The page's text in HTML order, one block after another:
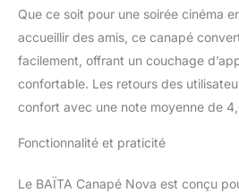
Que ce soit pour une soirée cinéma
accueillir des amis, ce canapé
facilement, offrant un couchage
confortable. Les retours des
confort avec une note moyenne de
Fonctionnalité et praticité
Le BAÏTA Canapé Nova est conçu